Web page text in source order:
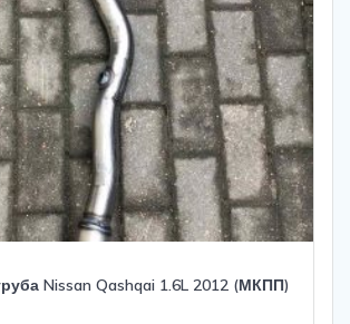
Nissan Qashqai 1.6L 2012 (МКПП)